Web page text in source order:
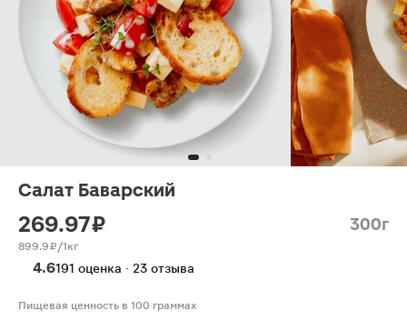
Салат Баварский
269.97 ₽ 300г
899.9 ₽/1кг
4.6191 оценка · 23 отзыва
Пищевая ценность в 100 граммах